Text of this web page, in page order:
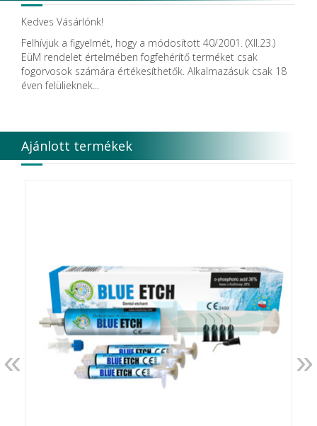
Kedves Vásárlónk!
Felhívjuk a figyelmét, hogy a módosított 40/2001. (XII.23.)
EüM rendelet értelmében fogfehérítő terméket csak
fogorvosok számára értékesíthetők. Alkalmazásuk csak 18
éven felülieknek...
Ajánlott termékek
« »